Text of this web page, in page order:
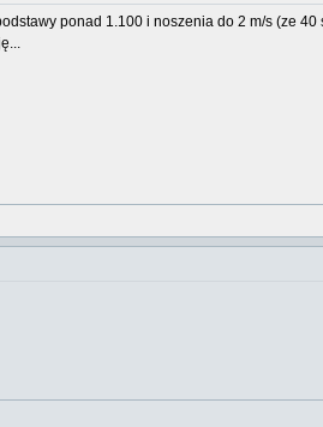
ponad 1.100 i noszenia do 2 m/s (ze